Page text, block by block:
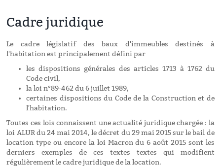
Cadre juridique
Le cadre législatif des baux d'immeubles destinés à
l'habitation est principalement défini par
les dispositions générales des articles 1713 à 1762 du
Code civil,
la loi n°89-462 du 6 juillet 1989,
certaines dispositions du Code de la Construction et de
l'habitation.
Toutes ces lois connaissent une actualité juridique chargée : la
loi ALUR du 24 mai 2014, le décret du 29 mai 2015 sur le bail de
location type ou encore la loi Macron du 6 août 2015 sont les
derniers exemples de ces textes textes qui modifient
régulièrement le cadre juridique de la location.